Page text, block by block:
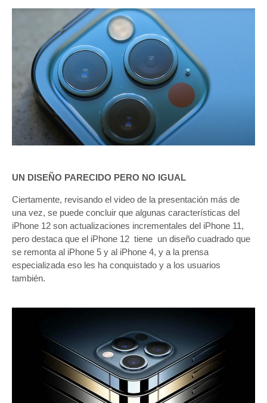
UN DISEÑO PARECIDO PERO NO IGUAL
Ciertamente, revisando el video de la presentación más de
una vez, se puede concluir que algunas características del
iPhone 12 son actualizaciones incrementales del iPhone 11,
pero destaca que el iPhone 12 tiene un diseño cuadrado que
se remonta al iPhone 5 y al iPhone 4, y a la prensa
especializada eso les ha conquistado y a los usuarios
también.